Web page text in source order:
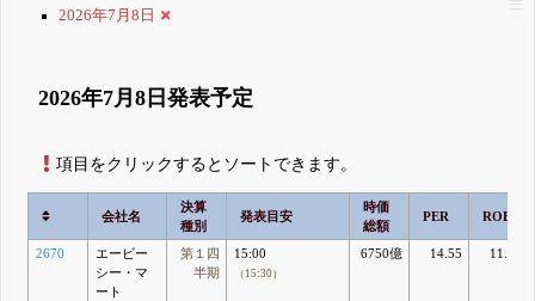
くできる
無料でβ版をはじめる
2026年7月8日
2026年7月8日発表予定
項目をクリックするとソートできます。
会社名
決算
種別
発表目安
時価
総額
PER ROE
2670
エービー
シー・マ
ート
第１四
半期
15:00
（15:30）
6750億 14.55 11.56